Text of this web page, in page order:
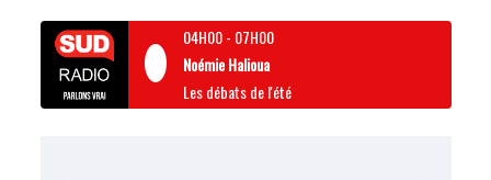
04H00- 07H00
Noémie Halioua
Les débats de l'été